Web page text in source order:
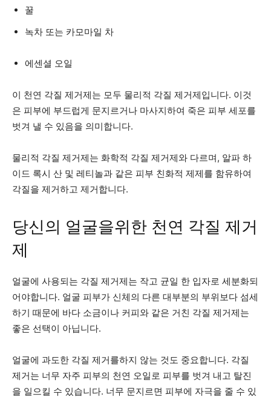
꿀
녹차 또는 카모마일 차
에센셜 오일
이 천연 각질 제거제는 모두 물리적 각질 제거제입니다. 이것
은 피부에 부드럽게 문지르거나 마사지하여 죽은 피부 세포를
벗겨 낼 수 있음을 의미합니다.
물리적 각질 제거제는 화학적 각질 제거제와 다르며, 알파 하
이드 록시 산 및 레티놀과 같은 피부 친화적 제제를 함유하여
각질을 제거하고 제거합니다.
당신의 얼굴을위한 천연 각질 제거
제
얼굴에 사용되는 각질 제거제는 작고 균일 한 입자로 세분화되
어야합니다. 얼굴 피부가 신체의 다른 대부분의 부위보다 섬세
하기 때문에 바다 소금이나 커피와 같은 거친 각질 제거제는
좋은 선택이 아닙니다.
얼굴에 과도한 각질 제거를하지 않는 것도 중요합니다. 각질
제거는 너무 자주 피부의 천연 오일로 피부를 벗겨 내고 탈진
을 일으킬 수 있습니다. 너무 문지르면 피부에 자극을 줄 수 있